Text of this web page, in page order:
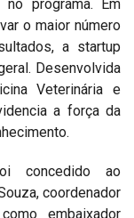
programa. Em
o maior número
a startup
Desenvolvida
Veterinária e
a força da
concedido ao
coordenador
embaixador